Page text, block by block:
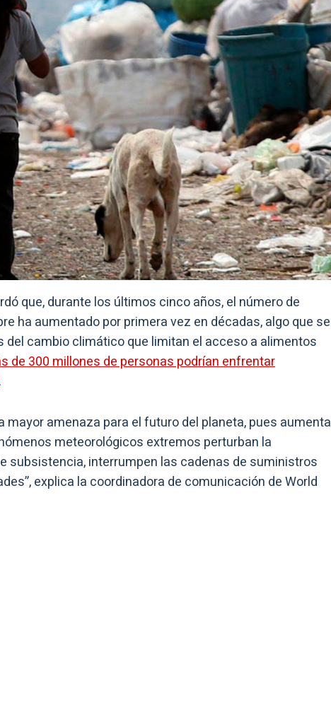
que, durante los últimos cinco años, el número de
ha aumentado por primera vez en décadas, algo que se
del cambio climático que limitan el acceso a alimentos
de 300 millones de personas podrían enfrentar
.
mayor amenaza para el futuro del planeta, pues aumenta
meteorológicos extremos perturban la
subsistencia, interrumpen las cadenas de suministros
explica la coordinadora de comunicación de World